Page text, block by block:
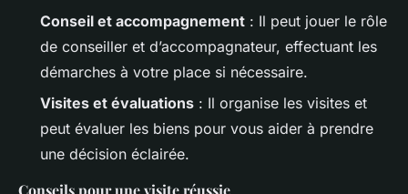
Conseil et accompagnement : Il peut jouer le rôle
de conseiller et d’accompagnateur, effectuant les
démarches à votre place si nécessaire.
Visites et évaluations : Il organise les visites et
peut évaluer les biens pour vous aider à prendre
une décision éclairée.
Conseils pour une visite réussie